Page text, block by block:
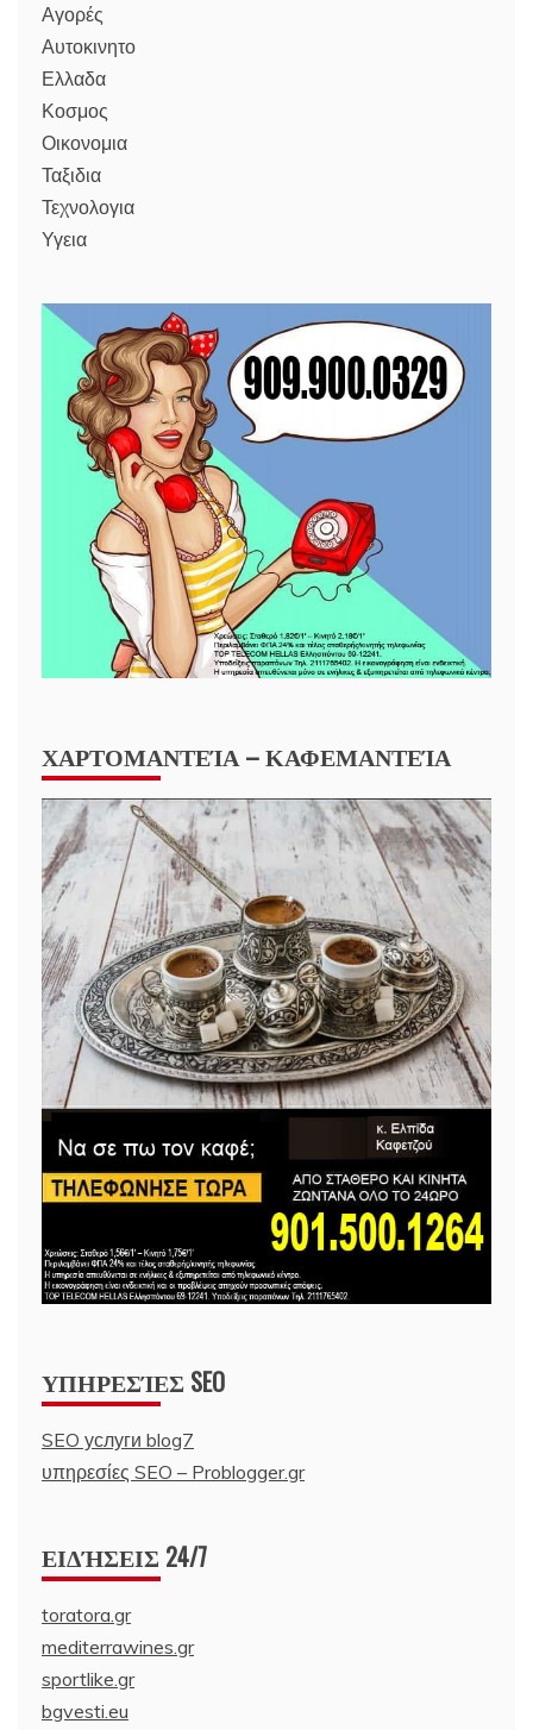
Αγορές
Αυτοκινητο
Ελλαδα
Κοσμος
Οικονομια
Ταξιδια
Τεχνολογια
Υγεια
ΧΑΡΤΟΜΑΝΤΕΊΑ – ΚΑΦΕΜΑΝΤΕΊΑ
ΥΠΗΡΕΣΊΕΣ SEO
SEO услуги blog7
υπηρεσίες SEO – Problogger.gr
ΕΙΔΉΣΕΙΣ 24/7
toratora.gr
mediterrawines.gr
sportlike.gr
bgvesti.eu